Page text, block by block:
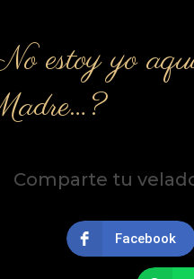
estoy yo
Comparte tu
Facebook